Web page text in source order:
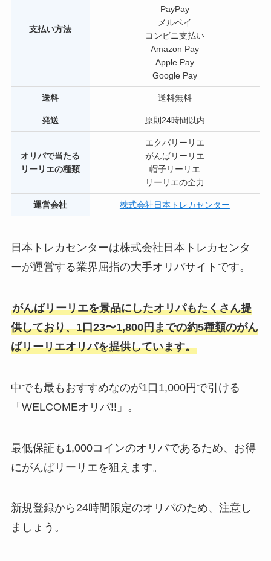
支払い方法
PayPay
メルペイ
コンビニ支払い
Amazon Pay
Apple Pay
Google Pay
送料 送料無料
発送 原則24時間以内
オリパで当たる
リーリエの種類
エクバリーリエ
がんばリーリエ
帽子リーリエ
リーリエの全力
運営会社 株式会社日本トレカセンター
日本トレカセンターは株式会社日本トレカセンタ
ーが運営する業界屈指の大手オリパサイトです。
がんばリーリエを景品にしたオリパもたくさん提
供しており、1口23〜1,800円までの約5種類のがん
ばリーリエオリパを提供しています。
中でも最もおすすめなのが1口1,000円で引ける
「WELCOMEオリパ!!」。
最低保証も1,000コインのオリパであるため、お得
にがんばリーリエを狙えます。
新規登録から24時間限定のオリパのため、注意し
ましょう。